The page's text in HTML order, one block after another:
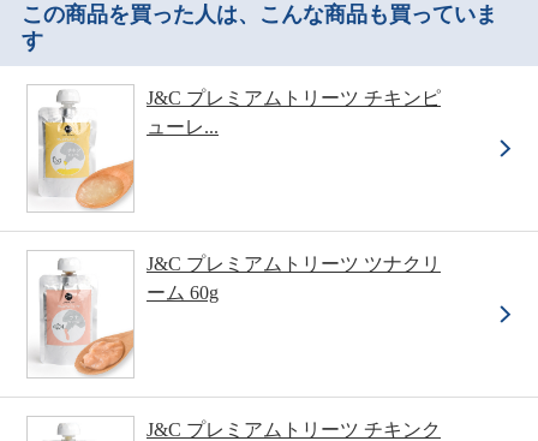
この商品を買った人は、こんな商品も買っていま
す
J&C プレミアムトリーツ チキンピ
ューレ...
J&C プレミアムトリーツ ツナクリ
ーム 60g
J&C プレミアムトリーツ チキンク